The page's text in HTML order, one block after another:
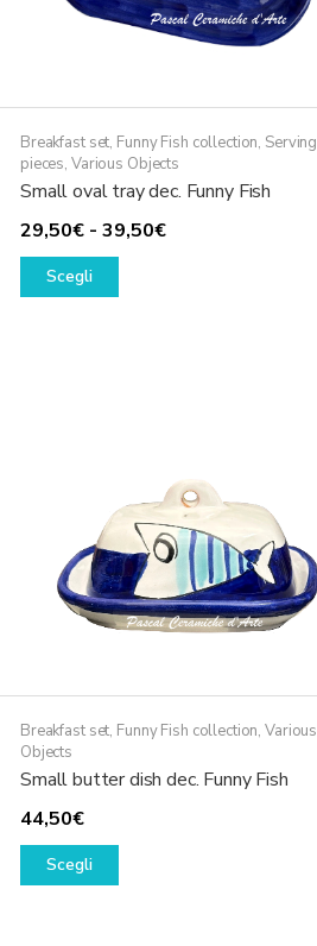
Breakfast set, Funny Fish collection, Serving
pieces, Various Objects
Small oval tray dec. Funny Fish
29,50€ - 39,50€Fascia
Scegli
Questo
essere
scelte
nella
pagina
del
prodotto
Breakfast set, Funny Fish collection,Various
Objects
Small butter dish dec. Funny Fish
44,50€
Scegli
Questo